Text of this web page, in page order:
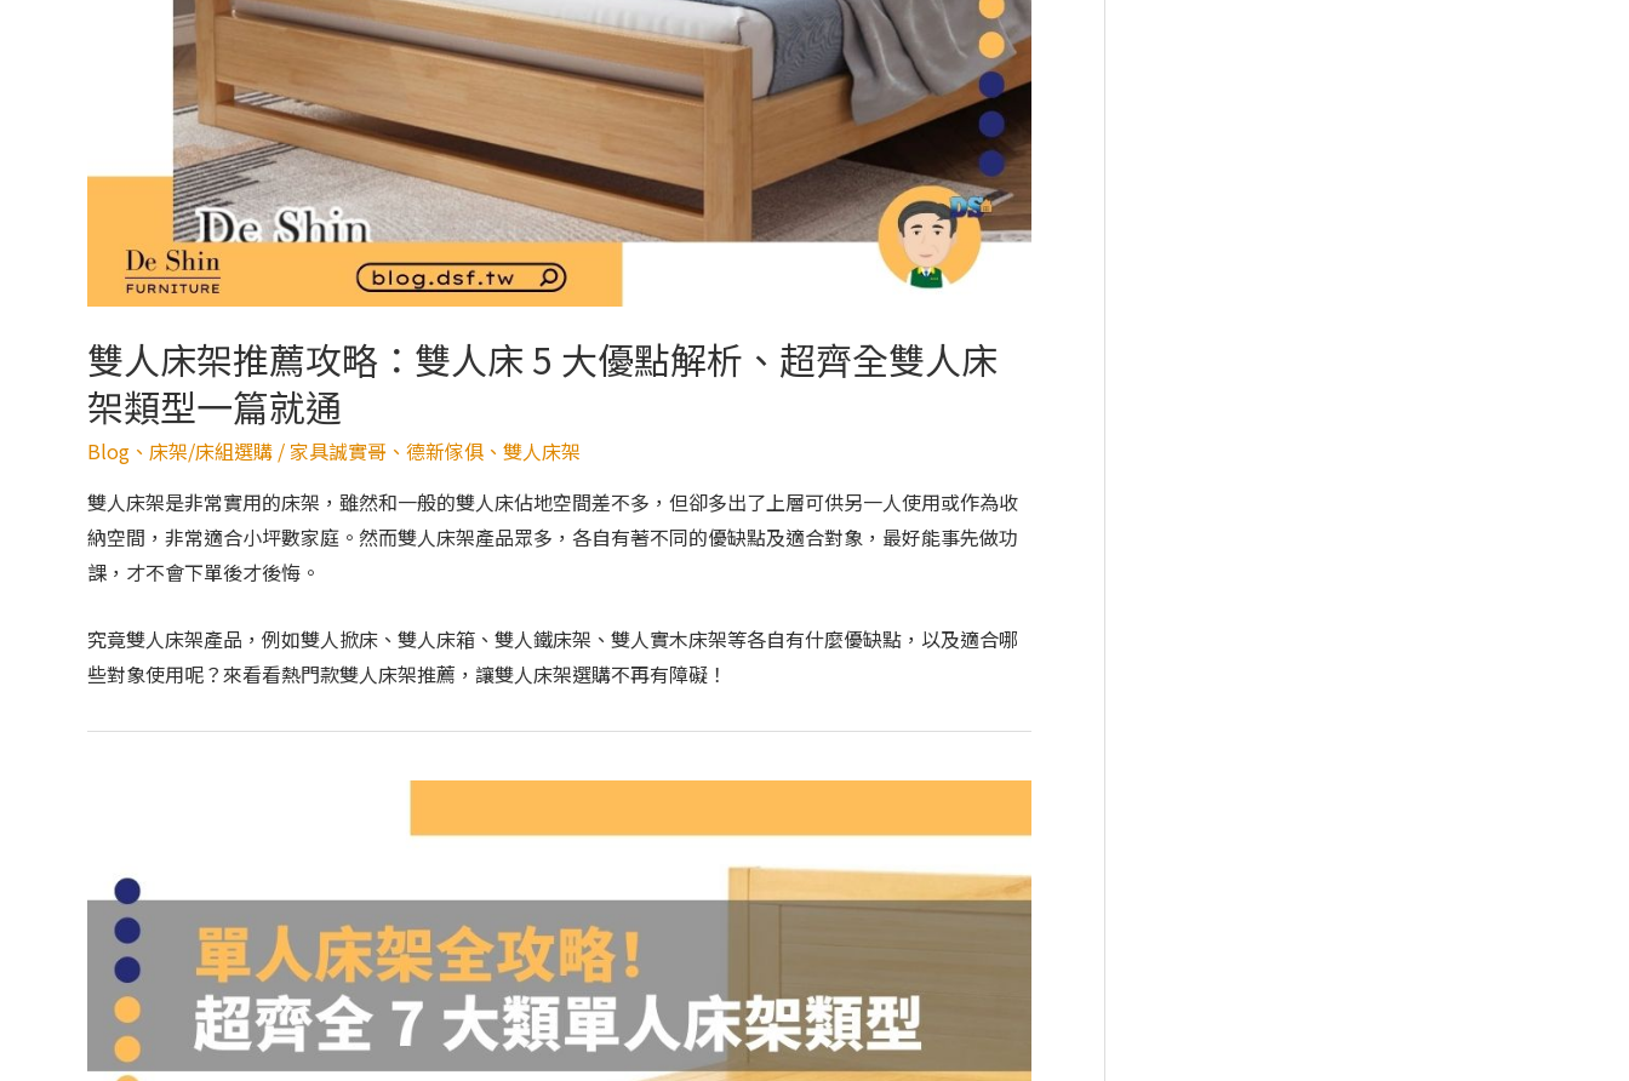
雙人床架推薦攻略：雙人床 5 大優點解析、超齊全雙人床
架類型一篇就通
Blog 、 床架/床組選購 /家具誠實哥 、 德新傢俱 、 雙人床架
雙人床架是非常實用的床架，雖然和一般的雙人床佔地空間差不多，但卻多出了上層可供另一人使用或作為收
納空間，非常適合小坪數家庭。然而雙人床架產品眾多，各自有著不同的優缺點及適合對象，最好能事先做功
課，才不會下單後才後悔。
究竟雙人床架產品，例如雙人掀床、雙人床箱、雙人鐵床架、雙人實木床架等各自有什麼優缺點，以及適合哪
些對象使用呢？來看看熱門款雙人床架推薦，讓雙人床架選購不再有障礙！